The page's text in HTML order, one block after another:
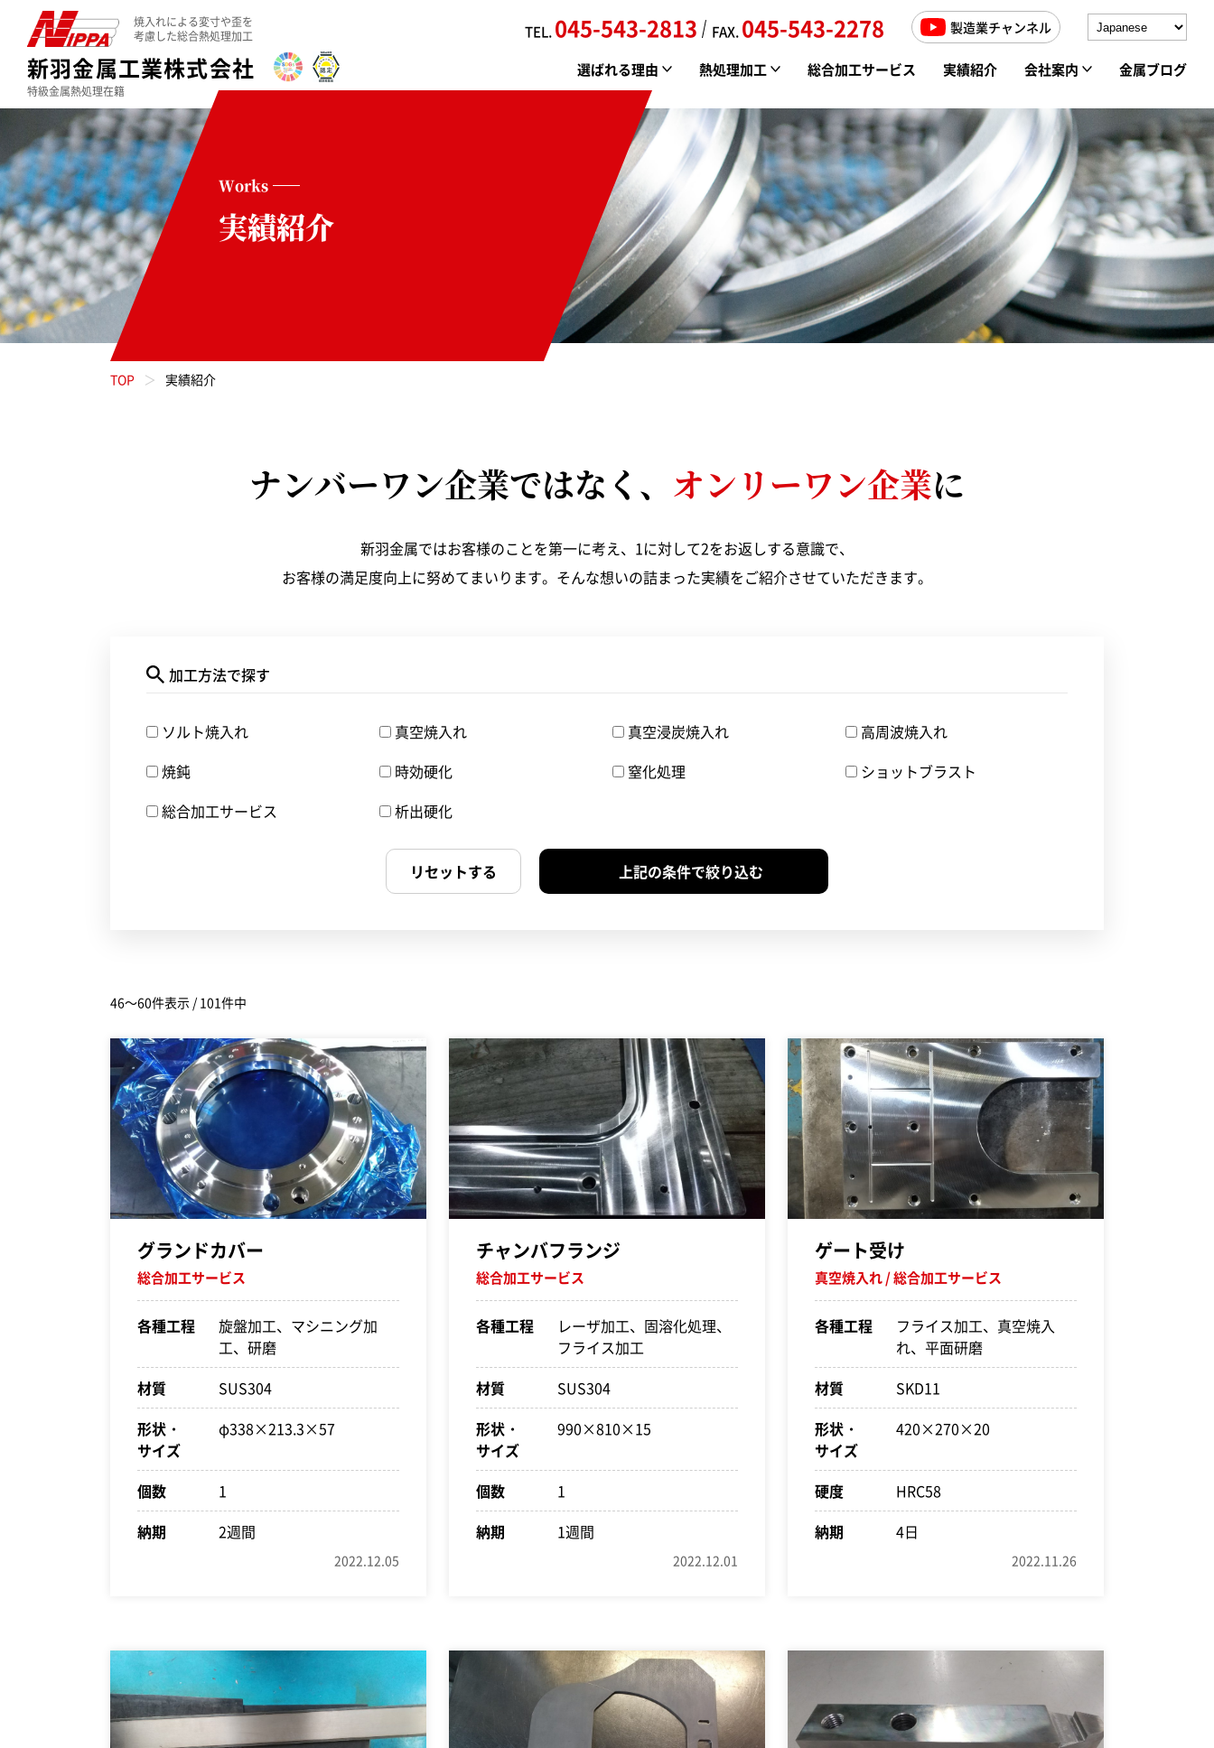
焼入れによる変寸や歪を
考慮した総合熱処理加工
新羽金属工業株式会社
特級金属熱処理在籍
TEL. 045-543-2813 FAX. 045-543-2278 製造業チャンネル
選ばれる理由
品質管理/環境への取り組み
熱処理加工
真空浸炭焼入れ 高周波焼入れ ソルト焼入れ
総合加工サービス 実績紹介 会社案内
各専門業者紹介 求人情報
金属ブログ
Works
実績紹介
TOP 実績紹介
ナンバーワン企業ではなく、 オンリーワン企業に
新羽金属ではお客様のことを第一に考え、1に対して2をお返しする意識で、
お客様の満足度向上に努めてまいります。そんな想いの詰まった実績をご紹介させていただきます。
加工方法で探す
ソルト焼入れ 真空焼入れ 真空浸炭焼入れ
高周波焼入れ
焼鈍
時効硬化 窒化処理
ショットブラスト
総合加工サービス
析出硬化
リセットする
46～60件表示 / 101件中
グランドカバー
総合加工サービス
各種工程
旋盤加工、マシニング加
工、研磨
材質
SUS304
形状・
サイズ
φ338×213.3×57
個数
1
納期
2週間
2022.12.05
チャンバフランジ
総合加工サービス
各種工程
レーザ加工、固溶化処理、
フライス加工
材質
SUS304
形状・
サイズ
990×810×15
個数
1
納期
1週間
2022.12.01
ゲート受け
真空焼入れ 総合加工サービス
各種工程
フライス加工、真空焼入
れ、平面研磨
材質
SKD11
形状・
サイズ
420×270×20
硬度
HRC58
納期
4日
2022.11.26